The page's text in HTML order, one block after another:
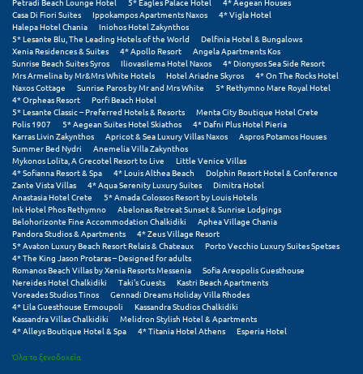
Πάργα
Παρνασσός
Πάρος
Πάτμος
Πάτρα
Παύλιανη
Πειραιάς
Πελοπόννησος
Πήλιο
Πιερία
Πλαταμώνας
Πλύτρα Λακωνίας
Casa Di Fiori Suites
Ippokampos Apartments Naxos
4* Vigla Hotel
Halepa Hotel Chania
Iniohos Hotel Zakynthos
5* Lesante Blu, The Leading Hotels of the World
Delfinia Hotel & Bungalows
Xenia Residences & Suites
4* Apollo Resort
Angela Apartments Kos
Sunrise Beach Suites Syros
Iliovasilema Hotel Naxos
4* Dionysos Sea Side Resort
Mrs Armelina by Mr&Mrs White Hotels
Hotel Ariadne Skyros
4* On The Rocks Hotel
Naxos Cottage
Sunrise Paros by Mr and Mrs White
5* Rethymno Mare Royal Hotel
4* Orpheas Resort
Porfi Beach Hotel
5* Lesante Classic – Preferred Hotels & Resorts
Menta City Boutique Hotel Crete
Polis 1907
5* Aegean Suites Hotel Skiathos
4* Dafni Plus Hotel Pieria
Karras Livin Zakynthos
Apricot & Sea Luxury Villas Naxos
Aspros Potamos Houses
Summer Bed Nydri
Anemelia Villa Zakynthos
Mykonos Lolita, A Grecotel Resort to Live
Little Venice Villas
4* Sofianna Resort & Spa
4* Louis Althea Beach
Dolphin Resort Hotel & Conference
Zante Vista Villas
4* Aqua Serenity Luxury Suites
Dimitra Hotel
Anastasia Hotel Crete
5* Amada Colossos Resort by Louis Hotels
Ink Hotel Phos Rethymno
Abelonas Retreat Sunset & Sunrise Lodgings
Belohorizonte Fine Accommodation Chalkidiki
Aphea Village Chania
Pandora Studios & Apartments
4* Zeus Village Resort
5* Avaton Luxury Beach Resort Relais & Chateaux
Porto Vecchio Luxury Suites Spetses
4* The King Jason Protaras – Designed for adults
Romanos Beach Villas by Xenia Resorts Messenia
Sofia Areopolis Guesthouse
Nereides Hotel Chalkidiki
Taki's Guests
Kastri Beach Apartments
Voreades Studios Tinos
Gennadi Dreams Holiday Villa Rhodes
4* Lila Guesthouse Ermoupoli
Kassandra Studios Chalkidiki
Kassandra Villas Chalkidiki
Melidron Stylish Hotel & Apartments
4* Alleys Boutique Hotel & Spa
4* Titania Hotel Athens Esperia Hotel
Όλα τα ξενοδοχεία